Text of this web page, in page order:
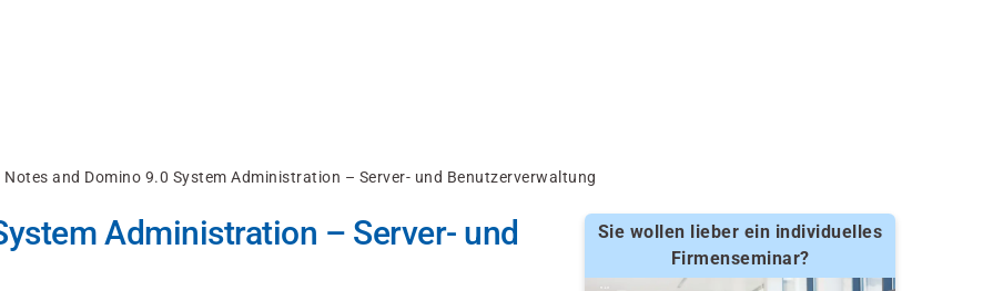
Notes and Domino 9.0 System Administration – Server- und Benutzerverwaltung
Administration – Server- und
Sie wollen lieber ein individuelles
Firmenseminar?